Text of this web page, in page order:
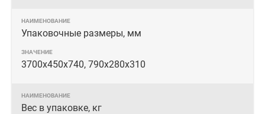
Упаковочные размеры, мм
3700x450x740, 790x280x310
Вес в упаковке, кг